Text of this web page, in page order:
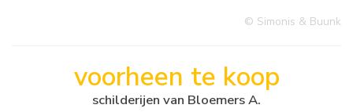
© Simonis & Buunk
voorheen te koop
schilderijen van Bloemers A.